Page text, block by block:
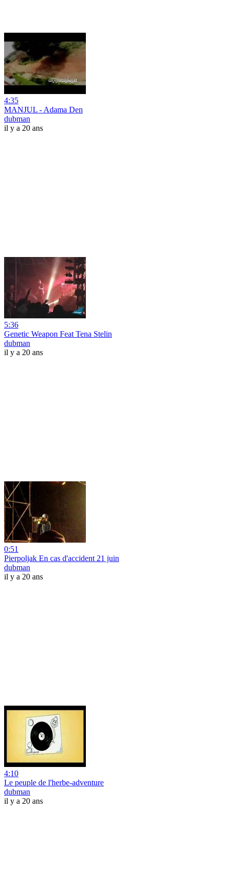
4:35
MANJUL - Adama Den
dubman
il y a 20 ans
5:36
Genetic Weapon Feat Tena Stelin
dubman
il y a 20 ans
0:51
Pierpoljak En cas d'accident 21 juin
dubman
il y a 20 ans
4:10
Le peuple de l'herbe-adventure
dubman
il y a 20 ans